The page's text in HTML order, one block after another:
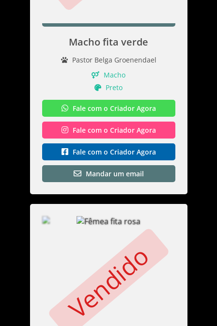
Macho fita verde
Pastor Belga Groenendael
Macho
Preto
Fale com o Criador Agora
Fale com o Criador Agora
Fale com o Criador Agora
Mandar um email
Vendido